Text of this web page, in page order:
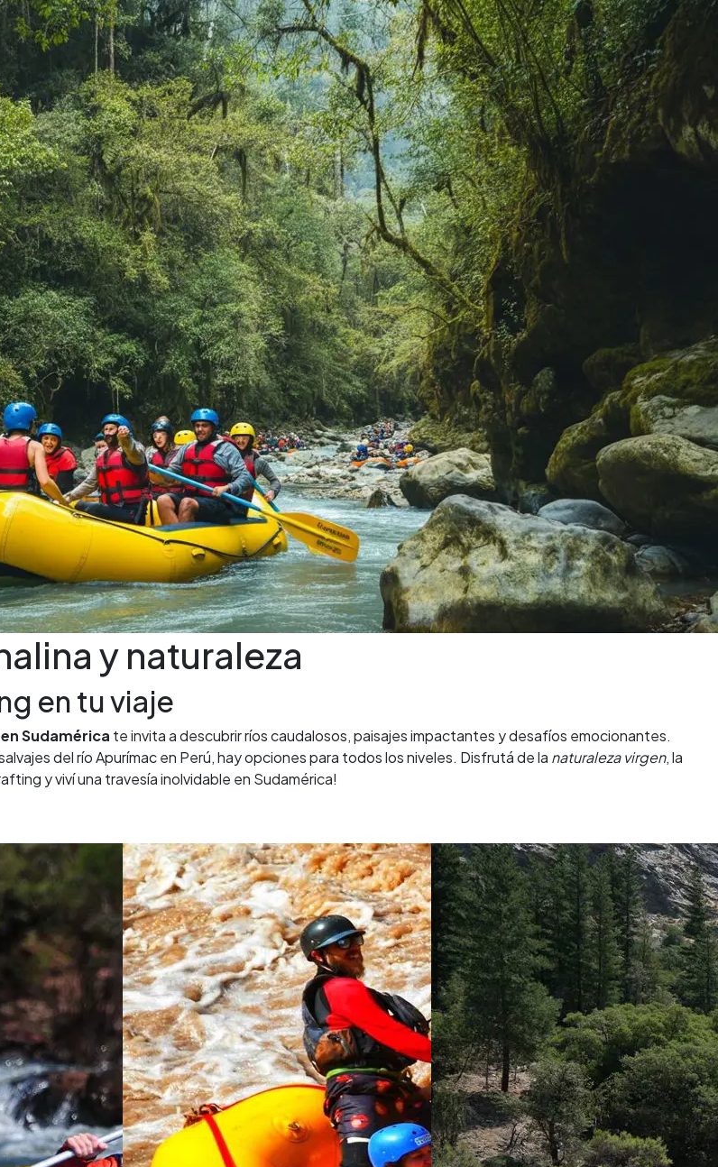
y naturaleza
en tu viaje
Sudamérica te invita a descubrir ríos caudalosos, paisajes impactantes y desafíos emocionantes.
del río Apurímac en Perú, hay opciones para todos los niveles. Disfrutá de la naturaleza virgen, la
y viví una travesía inolvidable en Sudamérica!